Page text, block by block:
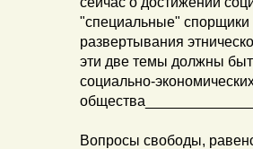
"специальные" спорщики
развертывания
эти две темы должны
социально-
Вопросы свободы,